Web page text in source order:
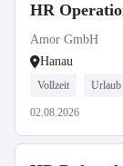
HR
Amor GmbH
Hanau
Vollzeit
02.08.2026